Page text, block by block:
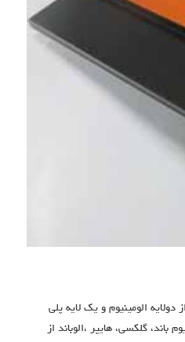
به ضخامت ٤ ميل تشكيل شده از دولايه الومينيوم و يك لايه پلي
گلكسي، هايپر ،الوباند از